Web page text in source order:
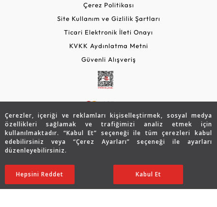
Çerezler, içeriği ve reklamları kişiselleştirmek, sosyal medya
özellikleri sağlamak ve trafiğimizi analiz etmek için
kullanılmaktadır. “Kabul Et” seçeneği ile tüm çerezleri kabul
edebilirsiniz veya “Çerez Ayarları” seçeneği ile ayarları
düzenleyebilirsiniz.
Ayarları Düzenle
Hepsini Reddet Kabul Et
93.650 TL
46.825TL SATIN ALIN
© 2026 Assos Diamond
Çerez Politikası
Site Kullanım ve Gizlilik Şartları
Ticari Elektronik İleti Onayı
KVKK Aydınlatma Metni
Güvenli Alışveriş
Copyright © 2026 Assos Pırlanta - Bu sitenin tüm hakları